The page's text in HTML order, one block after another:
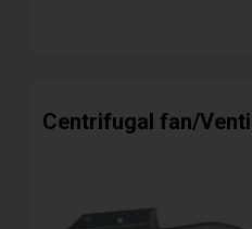
Centrifugal fan/